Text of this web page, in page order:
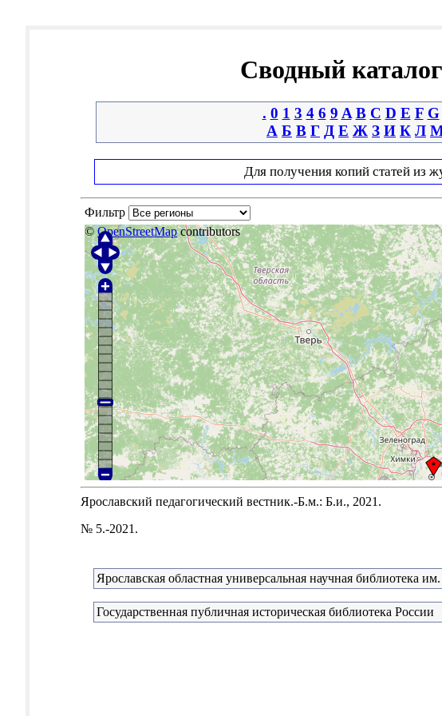
Сводный
. 0 1 3 4 6 9 A B C D E F G
А Б В Г Д Е Ж З И К Л
Для получения копий статей из
Фильтр
©OpenStreetMapcontributors
Ярославский педагогический вестник.-Б.м.: Б.и., 2021.
№ 5.-2021.
Ярославская областная универсальная научная библиотека
Государственная публичная историческая библиотека России